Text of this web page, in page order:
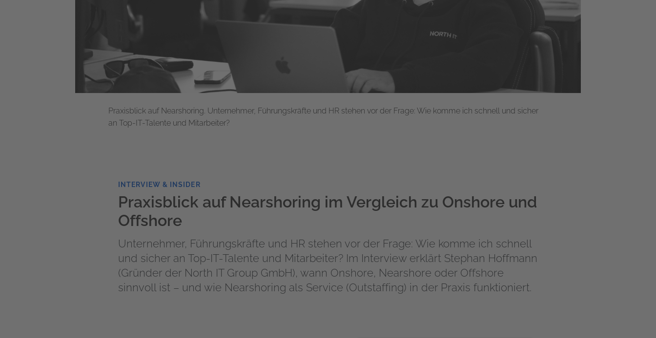
Praxisblick auf Nearshoring. Unternehmer, Führungskräfte und HR stehen vor der Frage: Wie komme ich schnell und sicher
an Top-IT-Talente und Mitarbeiter?
INTERVIEW & INSIDER
Praxisblick auf Nearshoring im Vergleich zu Onshore und
Offshore
Unternehmer, Führungskräfte und HR stehen vor der Frage: Wie komme ich schnell
und sicher an Top-IT-Talente und Mitarbeiter? Im Interview erklärt Stephan Hoffmann
(Gründer der North IT Group GmbH), wann Onshore, Nearshore oder Offshore
sinnvoll ist – und wie Nearshoring als Service (Outstaffing) in der Praxis funktioniert.